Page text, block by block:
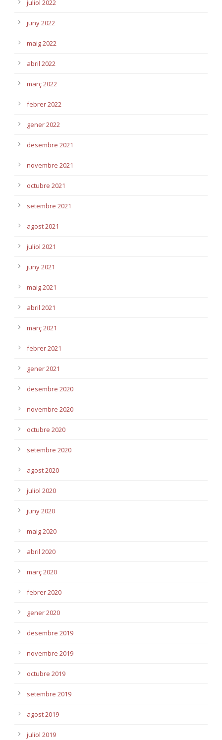
juliol 2022
juny 2022
maig 2022
abril 2022
març 2022
febrer 2022
gener 2022
desembre 2021
novembre 2021
octubre 2021
setembre 2021
agost 2021
juliol 2021
juny 2021
maig 2021
abril 2021
març 2021
febrer 2021
gener 2021
desembre 2020
novembre 2020
octubre 2020
setembre 2020
agost 2020
juliol 2020
juny 2020
maig 2020
abril 2020
març 2020
febrer 2020
gener 2020
desembre 2019
novembre 2019
octubre 2019
setembre 2019
agost 2019
juliol 2019